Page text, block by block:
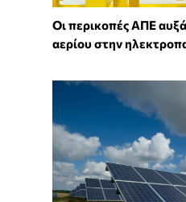
Οι περικοπές ΑΠΕ
αερίου στην